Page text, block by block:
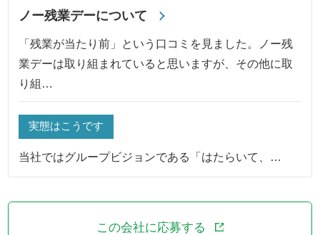
ノー残業デーについて
「残業が当たり前」という口コミを見ました。ノー残
業デーは取り組まれていると思いますが、その他に取
り組…
実態はこうです
当社ではグループビジョンである「はたらいて、…
この会社に応募する